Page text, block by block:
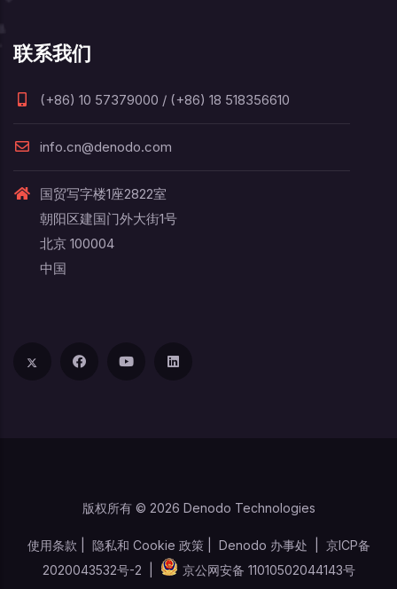
联系我们
(+86) 10 57379000 / (+86) 18 518356610
info.cn@denodo.com
国贸写字楼1座2822室
朝阳区建国门外大街1号
北京 100004
中国
版权所有 © 2026 Denodo Technologies
使用条款 隐私和 Cookie 政策| Denodo 办事处
京ICP备
2020043532号-2
京公网安备 11010502044143号